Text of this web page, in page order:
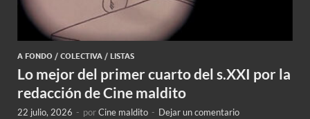
A FONDO / COLECTIVA / LISTAS
Lo mejor del primer cuarto del s.XXI por la
redacción de Cine maldito
22 julio, 2026 - porCine maldito - Dejar un comentario